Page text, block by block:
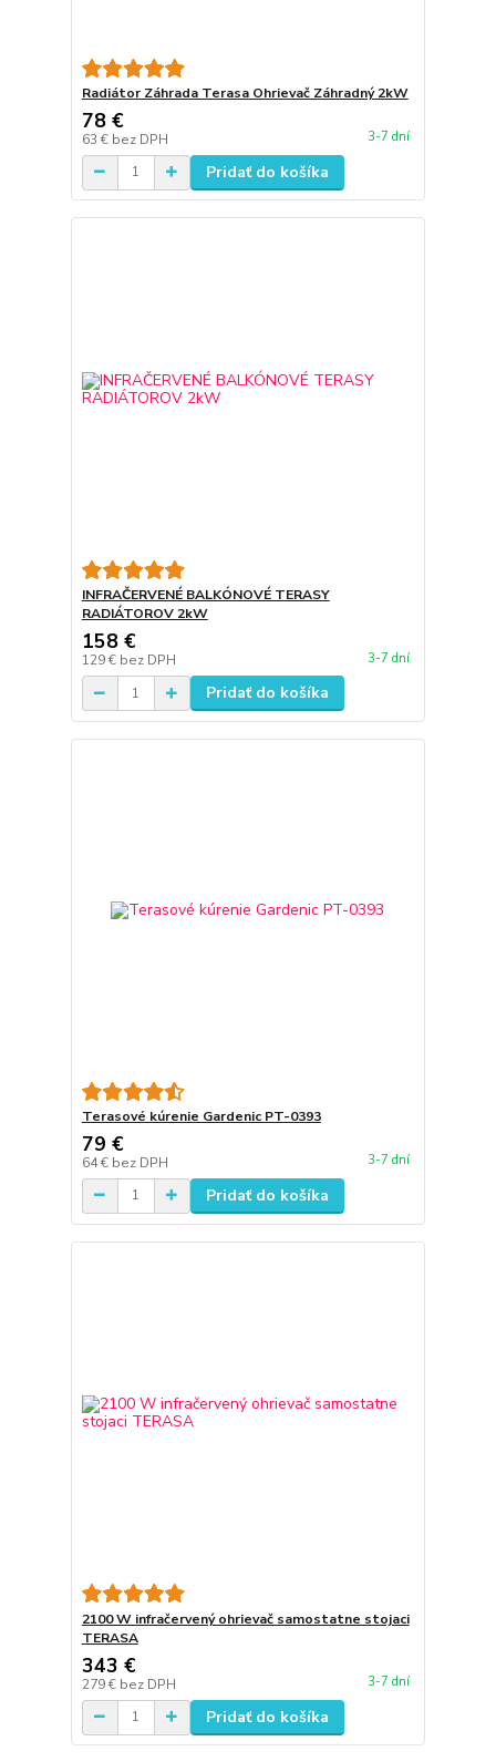
Radiátor Záhrada Terasa Ohrievač Záhradný 2kW
78 €
63 € bez DPH 3-7 dní
Pridať do košíka
INFRAČERVENÉ BALKÓNOVÉ TERASY
RADIÁTOROV 2kW
158 €
129 € bez DPH 3-7 dní
Pridať do košíka
Terasové kúrenie Gardenic PT-0393
79 €
64 € bez DPH 3-7 dní
Pridať do košíka
2100 W infračervený ohrievač samostatne stojaci
TERASA
343 €
279 € bez DPH 3-7 dní
Pridať do košíka